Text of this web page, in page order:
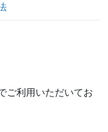
ご利用いただいてお